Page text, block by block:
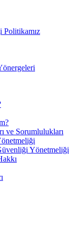
Politikamız
ve Sorumlulukları
Yönetmeliği